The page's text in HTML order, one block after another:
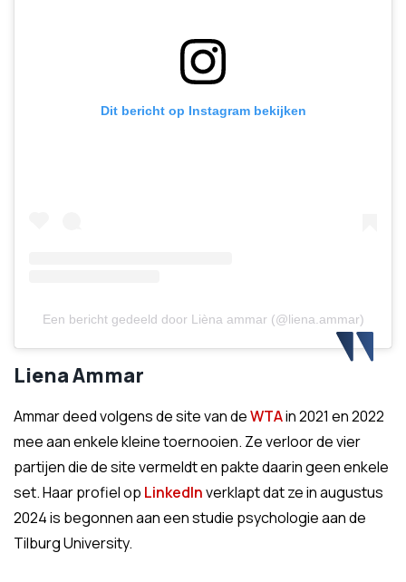
Dit bericht op Instagram bekijken
Een bericht gedeeld door Lièna ammar (@liena.ammar)
Liena Ammar
Ammar deed volgens de site van deWTAin 2021 en 2022
mee aan enkele kleine toernooien. Ze verloor de vier
partijen die de site vermeldt en pakte daarin geen enkele
set. Haar profiel op LinkedInverklapt dat ze in augustus
2024 is begonnen aan een studie psychologie aan de
Tilburg University.